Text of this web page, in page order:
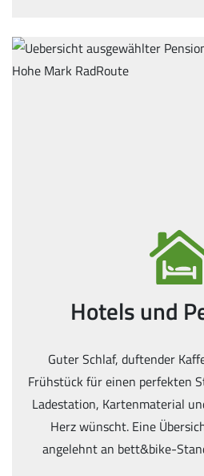
Hotels und
Guter Schlaf, duftender
Frühstück für einen perfekten
Ladestation, Kartenmaterial
Herz wünscht. Eine
angelehnt an bett&bike-